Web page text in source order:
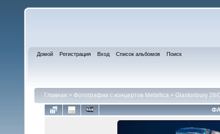
Домой Регистрация Вход Список альбомов Поиск
Главная > Фотографии с концертов Metallica > Glastonbury 28/